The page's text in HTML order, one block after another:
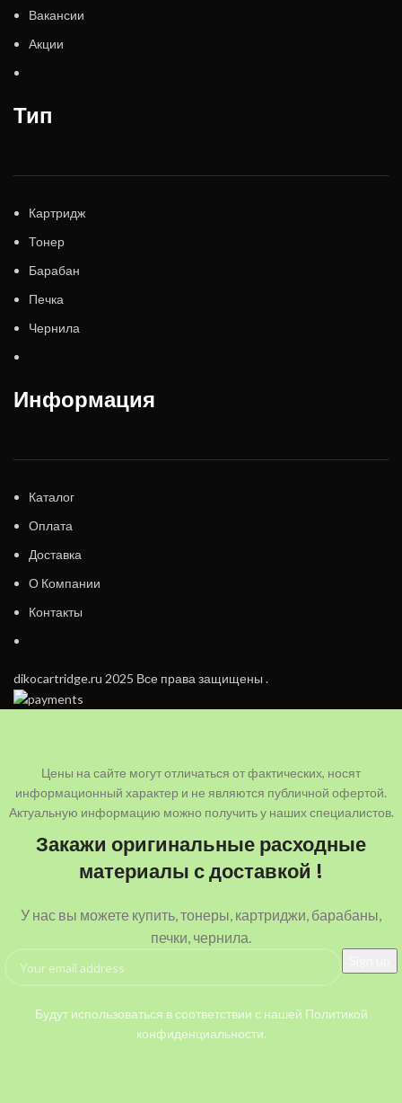
Вакансии
Акции
Тип
Картридж
Тонер
Барабан
Печка
Чернила
Информация
Каталог
Оплата
Доставка
О Компании
Контакты
dikocartridge.ru 2025 Все права защищены .
Цены на сайте могут отличаться от фактических, носят
информационный характер и не являются публичной офертой.
Актуальную информацию можно получить у наших специалистов.
Закажи оригинальные расходные
материалы с доставкой !
У нас вы можете купить, тонеры, картриджи, барабаны,
печки, чернила.
Будут использоваться в соответствии с нашей Политикой
конфиденциальности.